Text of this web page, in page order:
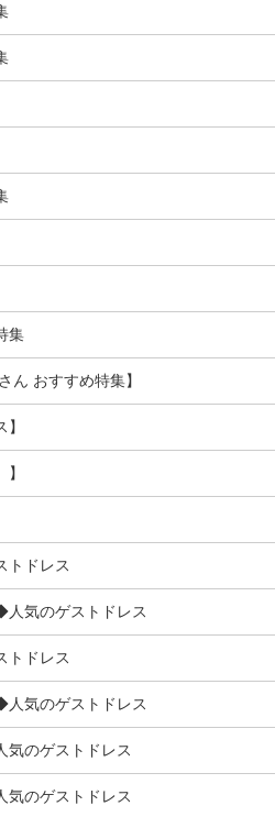
集
ん おすすめ特集】
ドレス
気のゲストドレス
ドレス
気のゲストドレス
のゲストドレス
のゲストドレス